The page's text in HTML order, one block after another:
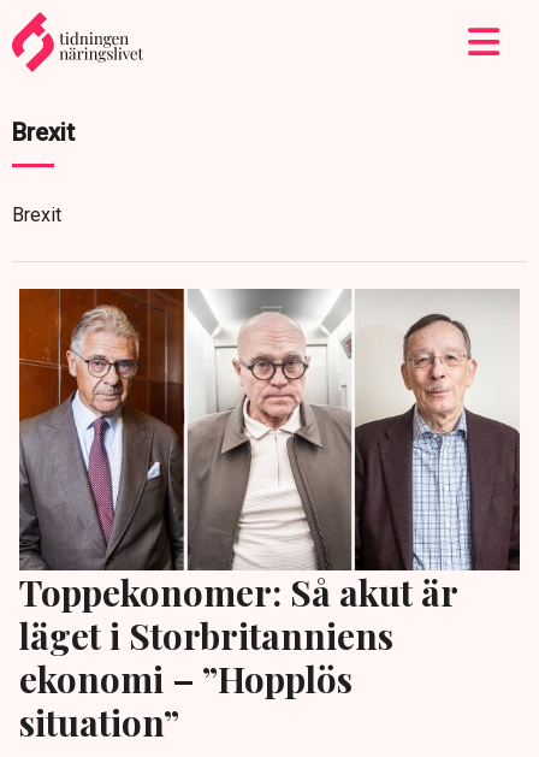
Brexit
Brexit
Toppekonomer: Så akut är
läget i Storbritanniens
ekonomi – ”Hopplös
situation”